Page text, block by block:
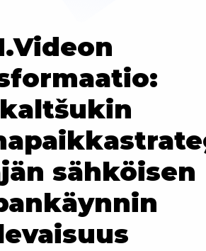
sähköisen